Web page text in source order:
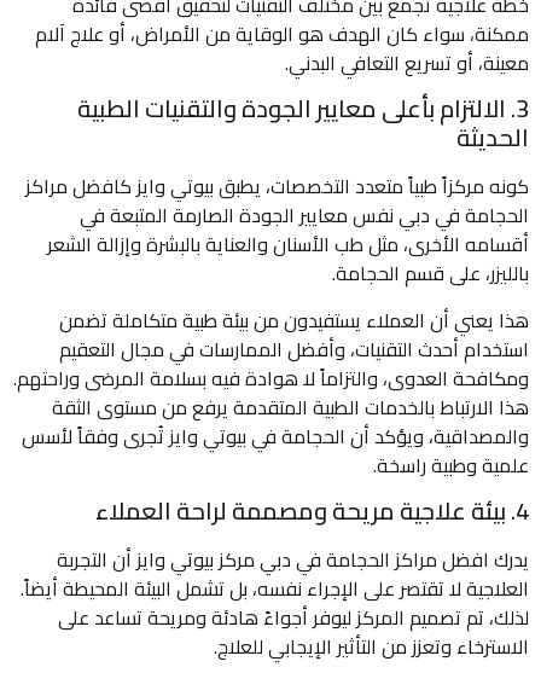
ممكنة، سواء كان الهدف هو الوقاية من الأمراض، أو علاج آلام
معينة، أو تسريع التعافي البدني.
3. الالتزام بأعلى معايير الجودة والتقنيات الطبية
الحديثة
كونه مركزاً طبياً متعدد التخصصات، يطبق بيوتي وايز كافضل مراكز
الحجامة في دبي نفس معايير الجودة الصارمة المتبعة في
أقسامه الأخرى، مثل طب الأسنان والعناية بالبشرة وإزالة الشعر
بالليزر، على قسم الحجامة.
هذا يعني أن العملاء يستفيدون من بيئة طبية متكاملة تضمن
استخدام أحدث التقنيات، وأفضل الممارسات في مجال التعقيم
ومكافحة العدوى، والتزاماً لا هوادة فيه بسلامة المرضى وراحتهم.
هذا الارتباط بالخدمات الطبية المتقدمة يرفع من مستوى الثقة
والمصداقية، ويؤكد أن الحجامة في بيوتي وايز تُجرى وفقاً لأسس
علمية وطبية راسخة.
4. بيئة علاجية مريحة ومصممة لراحة العملاء
يدرك افضل مراكز الحجامة في دبي مركز بيوتي وايز أن التجربة
العلاجية لا تقتصر على الإجراء نفسه، بل تشمل البيئة المحيطة أيضاً.
لذلك، تم تصميم المركز ليوفر أجواءً هادئة ومريحة تساعد على
الاسترخاء وتعزز من التأثير الإيجابي للعلاج.